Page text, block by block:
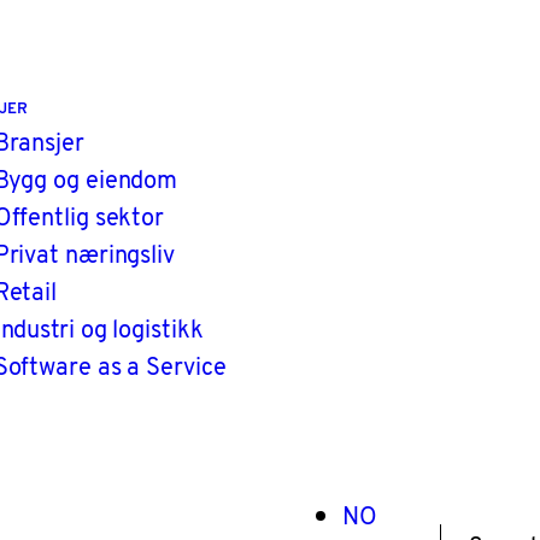
og eiendom
sektor
næringsliv
og logistikk
as a Service
NO